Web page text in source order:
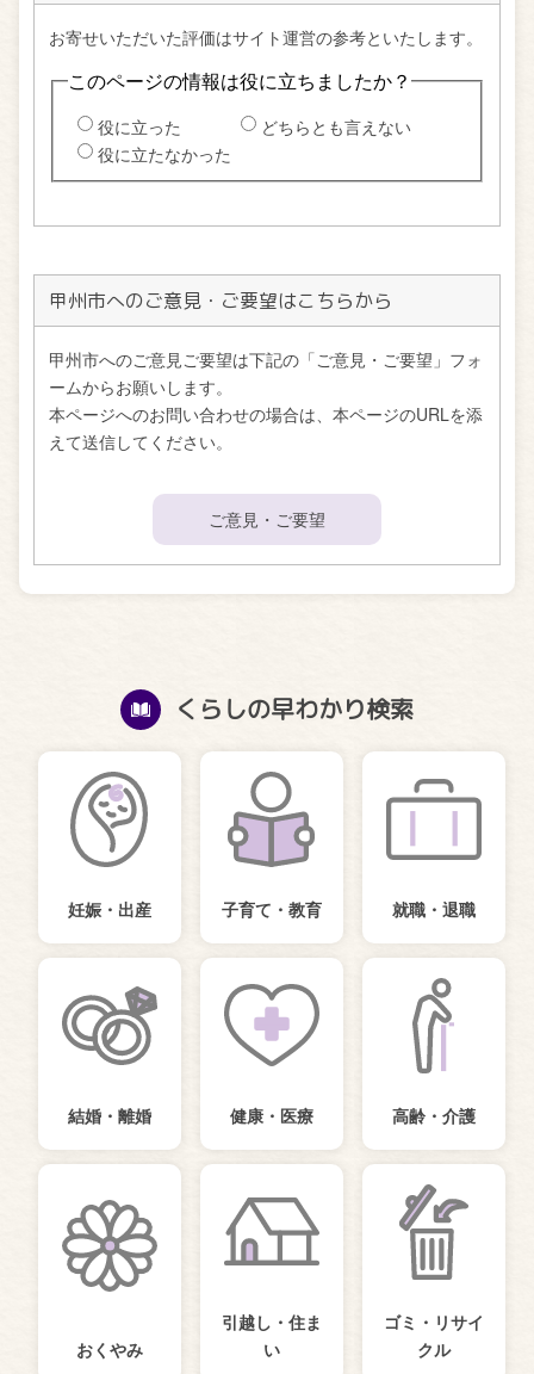
甲州市へのご意見・ご要望はこちらから
甲州市へのご意見ご要望は下記の「ご意見・ご要望」フォ
ームからお願いします。
本ページへのお問い合わせの場合は、本ページのURLを添
えて送信してください。
ご意見・ご要望
くらしの早わかり検索
妊娠・出産 子育て・教育 就職・退職
結婚・離婚 健康・医療 高齢・介護
おくやみ
引越し・住ま
い
ゴミ・リサイ
クル